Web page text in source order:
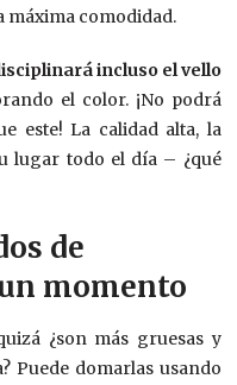
comodidad.
incluso el vello
el color. ¡No podrá
este! La calidad alta, la
lugar todo el día – ¿qué
de
momento
¿son más gruesas y
Puede domarlas usando